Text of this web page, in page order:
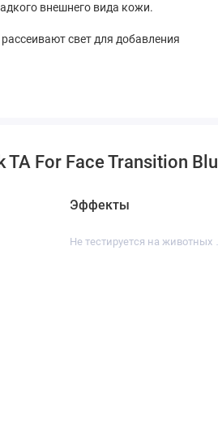
внешнего вида кожи.
свет для добавления
For Face Transition
Эффекты
Не тестируется на животных